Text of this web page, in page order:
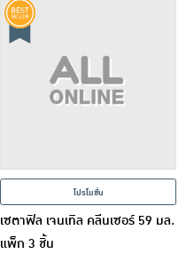
โปรโมชั่น
เซตาฟิล เจนเทิล คลีนเซอร์ 59 มล.
แพ็ก 3 ชิ้น